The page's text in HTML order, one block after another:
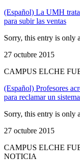
(Español) La UMH
para subir las ventas
Sorry, this entry is only
27 octubre 2015
CAMPUS ELCHE
(Español) Profesores
para reclamar un
Sorry, this entry is only
27 octubre 2015
CAMPUS ELCHE
NOTICIA